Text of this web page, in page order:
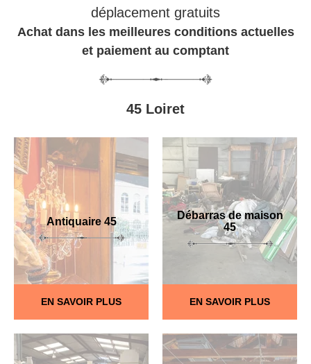
déplacement gratuits
Achat dans les meilleures conditions actuelles
et paiement au comptant
45 Loiret
Antiquaire 45
EN SAVOIR PLUS
Débarras de maison
45
EN SAVOIR PLUS